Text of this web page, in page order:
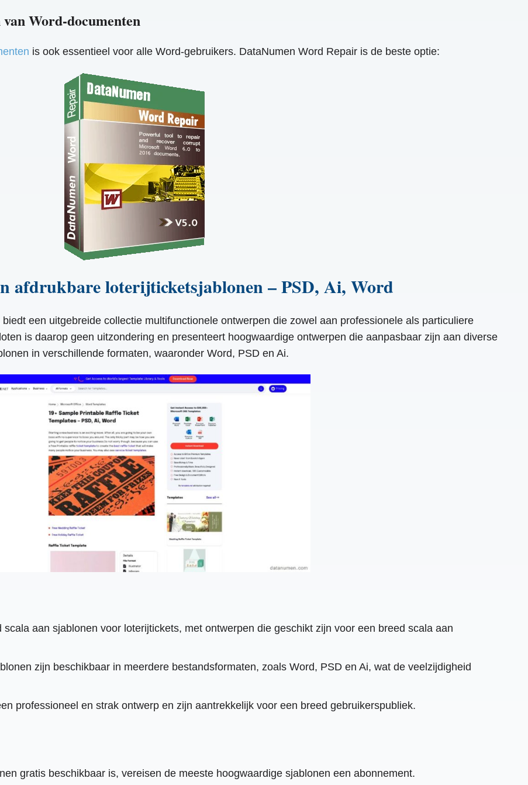
Word-documenten
is ook essentieel voor alle Word-gebruikers. DataNumen Word Repair is de beste optie:
afdrukbare loterijticketsjablonen – PSD, Ai, Word
een uitgebreide collectie multifunctionele ontwerpen die zowel aan professionele als particuliere
is daarop geen uitzondering en presenteert hoogwaardige ontwerpen die aanpasbaar zijn aan diverse
in verschillende formaten, waaronder Word, PSD en Ai.
aan sjablonen voor loterijtickets, met ontwerpen die geschikt zijn voor een breed scala aan
zijn beschikbaar in meerdere bestandsformaten, zoals Word, PSD en Ai, wat de veelzijdigheid
professioneel en strak ontwerp en zijn aantrekkelijk voor een breed gebruikerspubliek.
gratis beschikbaar is, vereisen de meeste hoogwaardige sjablonen een abonnement.